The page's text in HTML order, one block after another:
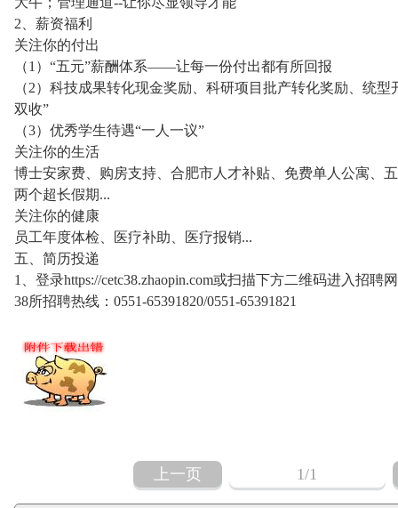
2、薪资福利
关注你的付出
（1）“五元”薪酬体系——让每一份付出都有所回报
（2）科技成果转化现金奖励、科研项目批产转化奖励、统
双收”
（3）优秀学生待遇“一人一议”
关注你的生活
博士安家费、购房支持、合肥市人才补贴、免费单人公寓、
两个超长假期...
关注你的健康
员工年度体检、医疗补助、医疗报销...
五、简历投递
1、登录https://cetc38.zhaopin.com或扫描下方二维码进入招聘
38所招聘热线：0551-65391820/0551-65391821
上一页 1/1